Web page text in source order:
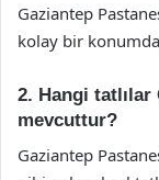
Gaziantep
kolay bir
2. Hangi tatlılar
mevcuttur?
Gaziantep